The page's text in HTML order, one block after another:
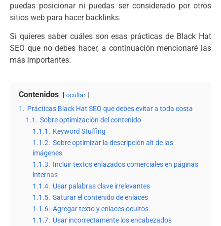
puedas posicionar ni puedas ser considerado por otros
sitios web para hacer backlinks.
Si quieres saber cuáles son esas prácticas de Black Hat
SEO que no debes hacer, a continuación mencionaré las
más importantes.
Contenidos ocultar
1. Prácticas Black Hat SEO que debes evitar a toda costa
1.1. Sobre optimización del contenido
1.1.1. Keyword Stuffing
1.1.2. Sobre optimizar la descripción alt de las
imágenes
1.1.3. Incluir textos enlazados comerciales en páginas
internas
1.1.4. Usar palabras clave irrelevantes
1.1.5. Saturar el contenido de enlaces
1.1.6. Agregar texto y enlaces ocultos
1.1.7. Usar incorrectamente los encabezados